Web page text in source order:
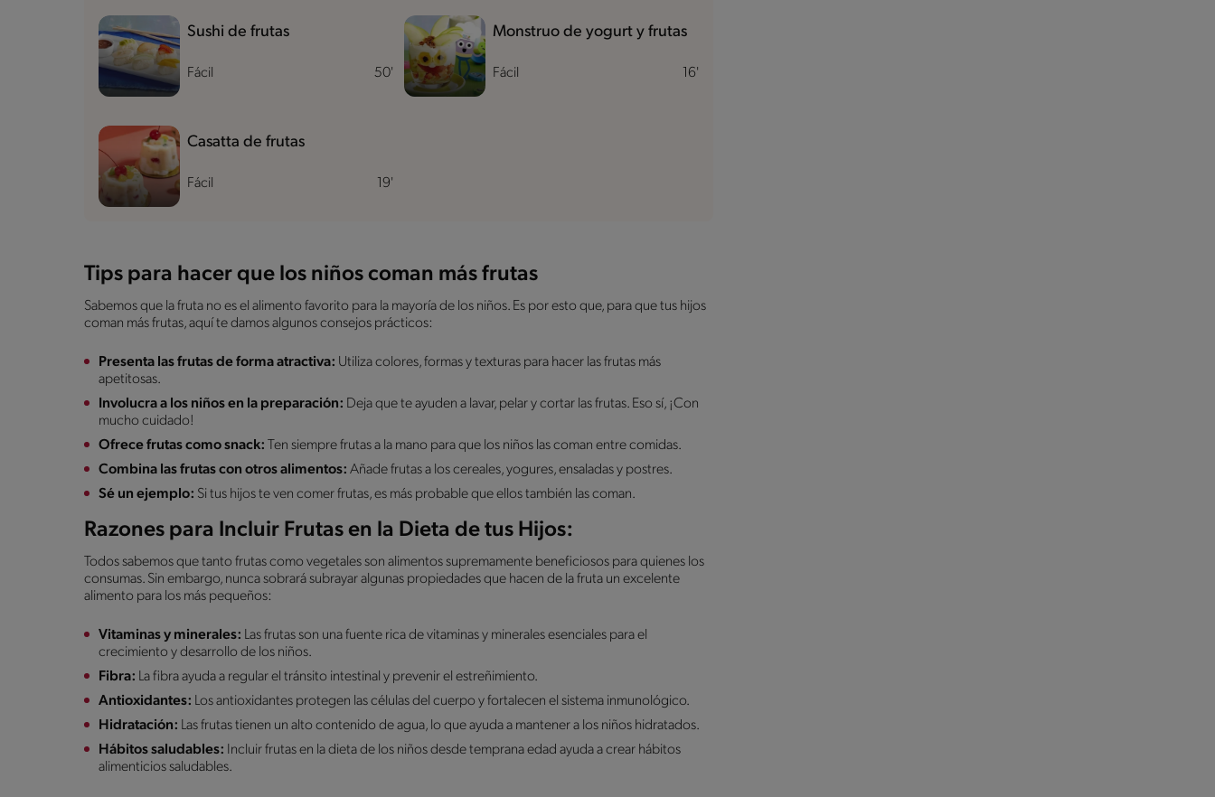
Fácil 50'
Sushi de frutas
Fácil 16'
Monstruo de yogurt y frutas
Fácil 19'
Casatta de frutas
Tips para hacer que los niños coman más frutas
Sabemos que la fruta no es el alimento favorito para la mayoría de los niños. Es por esto que, para que tus hijos
coman más frutas, aquí te damos algunos consejos prácticos:
Presenta las frutas de forma atractiva: Utiliza colores, formas y texturas para hacer las frutas más
apetitosas.
Involucra a los niños en la preparación: Deja que te ayuden a lavar, pelar y cortar las frutas. Eso sí, ¡Con
mucho cuidado!
Ofrece frutas como snack: Ten siempre frutas a la mano para que los niños las coman entre comidas.
Combina las frutas con otros alimentos: Añade frutas a los cereales, yogures, ensaladas y postres.
Sé un ejemplo: Si tus hijos te ven comer frutas, es más probable que ellos también las coman.
Razones para Incluir Frutas en la Dieta de tus Hijos:
Todos sabemos que tanto frutas como vegetales son alimentos supremamente beneficiosos para quienes los
consumas. Sin embargo, nunca sobrará subrayar algunas propiedades que hacen de la fruta un excelente
alimento para los más pequeños:
Vitaminas y minerales: Las frutas son una fuente rica de vitaminas y minerales esenciales para el
crecimiento y desarrollo de los niños.
Fibra: La fibra ayuda a regular el tránsito intestinal y prevenir el estreñimiento.
Antioxidantes: Los antioxidantes protegen las células del cuerpo y fortalecen el sistema inmunológico.
Hidratación: Las frutas tienen un alto contenido de agua, lo que ayuda a mantener a los niños hidratados.
Hábitos saludables: Incluir frutas en la dieta de los niños desde temprana edad ayuda a crear hábitos
alimenticios saludables.